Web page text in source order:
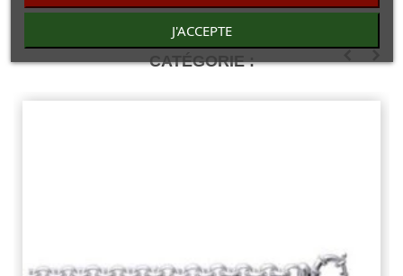
30 AUTRES PRODUITS DANS LA MÊME
CATÉGORIE :
J'ACCEPTE